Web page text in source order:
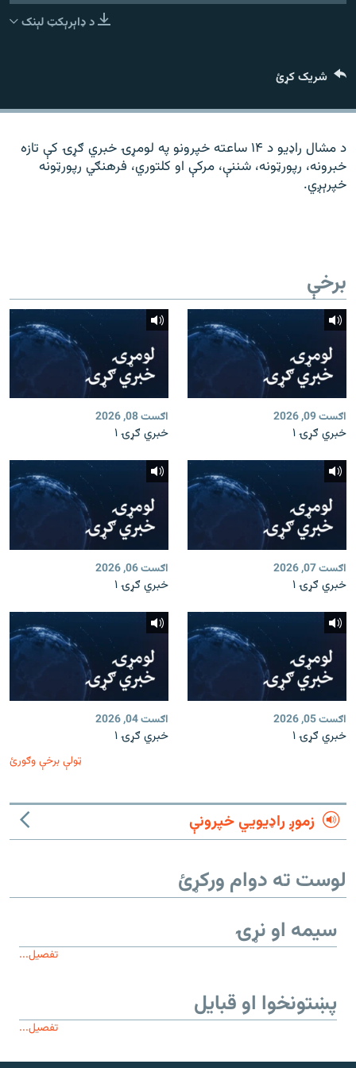
د ازادې اروپا راډیو ټولې ووبپاڼې
د ډاېرېکټ لېنک
شریک کړئ
د مشال راډیو د ۱۴ ساعته خپرونو په لومړۍ خبري ګړۍ کې تازه
خبرونه، رپورټونه، شننې، مرکې او کلتوري، فرهنګي رپورټونه
خپرېږي.
برخې
اګست 09, 2026
خبري ګړۍ ۱
اګست 08, 2026
خبري ګړۍ ۱
اګست 07, 2026
خبري ګړۍ ۱
اګست 06, 2026
خبري ګړۍ ۱
اګست 05, 2026
خبري ګړۍ ۱
اګست 04, 2026
خبري ګړۍ ۱
ټولې برخې وګورئ
زموږ راډیويي خپرونې
لوست ته دوام ورکړئ
سیمه او نړۍ
تفصیل...
پښتونخوا او قبایل
تفصیل...